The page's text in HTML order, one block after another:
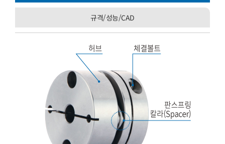
규격/성능/CAD